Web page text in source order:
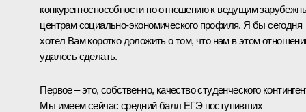
конкурентоспособности по отношению к ведущим
центрам социально-экономического профиля. Я бы сегодня
хотел Вам коротко доложить о том, что нам в этом
удалось сделать.
Первое – это, собственно, качество студенческого
Мы имеем сейчас средний балл ЕГЭ поступивших